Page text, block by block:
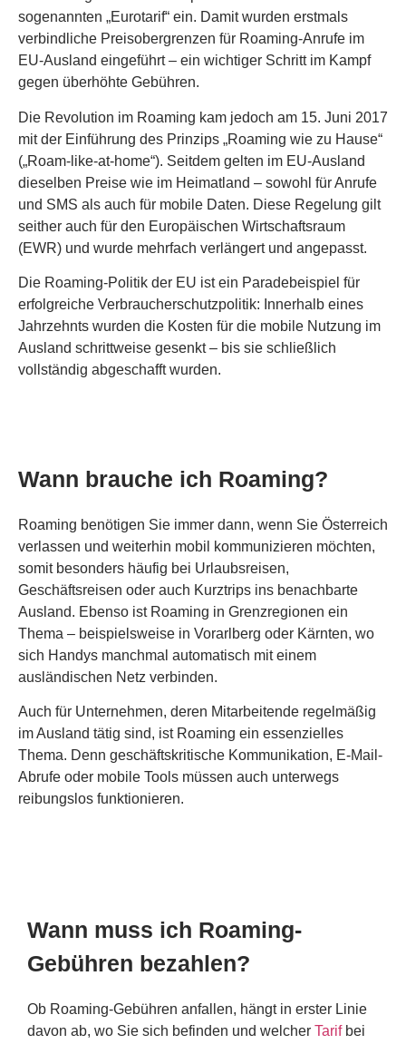
sogenannten „Eurotarif“ ein. Damit wurden erstmals
verbindliche Preisobergrenzen für Roaming-Anrufe im
EU-Ausland eingeführt – ein wichtiger Schritt im Kampf
gegen überhöhte Gebühren.
Die Revolution im Roaming kam jedoch am 15. Juni 2017
mit der Einführung des Prinzips „Roaming wie zu Hause“
(„Roam-like-at-home“). Seitdem gelten im EU-Ausland
dieselben Preise wie im Heimatland – sowohl für Anrufe
und SMS als auch für mobile Daten. Diese Regelung gilt
seither auch für den Europäischen Wirtschaftsraum
(EWR) und wurde mehrfach verlängert und angepasst.
Die Roaming-Politik der EU ist ein Paradebeispiel für
erfolgreiche Verbraucherschutzpolitik: Innerhalb eines
Jahrzehnts wurden die Kosten für die mobile Nutzung im
Ausland schrittweise gesenkt – bis sie schließlich
vollständig abgeschafft wurden.
Wann brauche ich Roaming?
Roaming benötigen Sie immer dann, wenn Sie Österreich
verlassen und weiterhin mobil kommunizieren möchten,
somit besonders häufig bei Urlaubsreisen,
Geschäftsreisen oder auch Kurztrips ins benachbarte
Ausland. Ebenso ist Roaming in Grenzregionen ein
Thema – beispielsweise in Vorarlberg oder Kärnten, wo
sich Handys manchmal automatisch mit einem
ausländischen Netz verbinden.
Auch für Unternehmen, deren Mitarbeitende regelmäßig
im Ausland tätig sind, ist Roaming ein essenzielles
Thema. Denn geschäftskritische Kommunikation, E-Mail-
Abrufe oder mobile Tools müssen auch unterwegs
reibungslos funktionieren.
Wann muss ich Roaming-
Gebühren bezahlen?
Ob Roaming-Gebühren anfallen, hängt in erster Linie
davon ab, wo Sie sich befinden und welcher Tarifbei